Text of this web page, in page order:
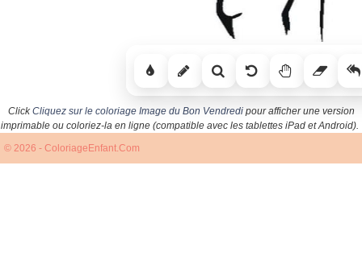
ClickCliquez sur le coloriage Image du Bon Vendredipour afficher une version
imprimable ou coloriez-la en ligne (compatible avec les tablettes iPad et Android).
© 2026 - ColoriageEnfant.Com